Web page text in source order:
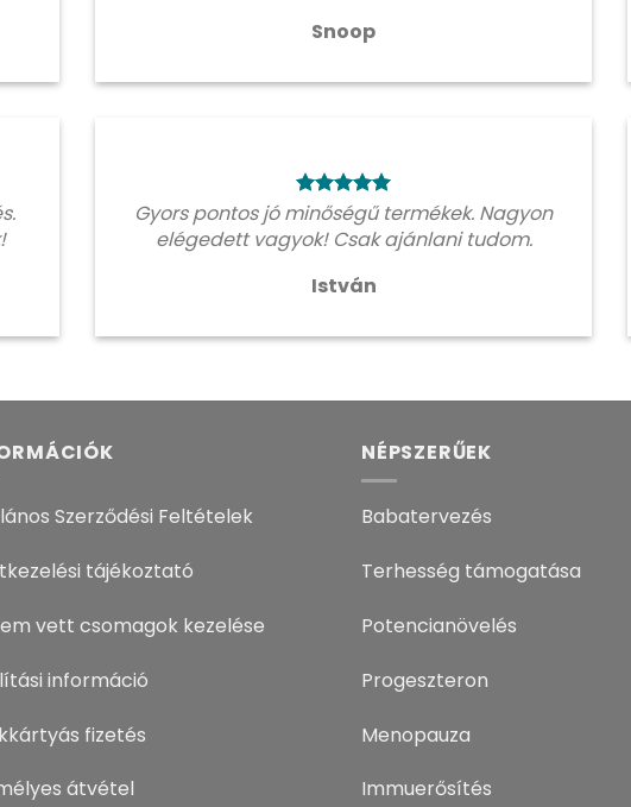
Snoop
Gyors pontos jó minőségű termékek. Nagyon
elégedett vagyok! Csak ajánlani tudom.
István
Szerződési Feltételek
tájékoztató
vett csomagok kezelése
információ
fizetés
átvétel
NÉPSZERŰEK
Babatervezés
Terhesség támogatása
Potencianövelés
Progeszteron
Menopauza
Immuerősítés